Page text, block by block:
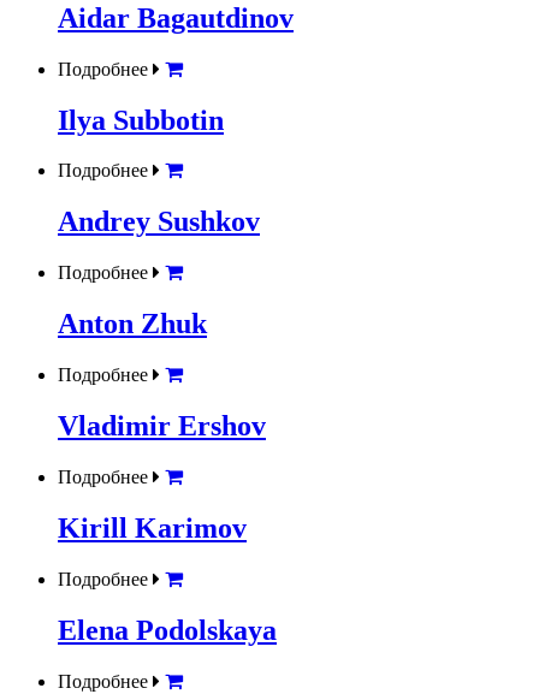
Aidar Bagautdinov
Подробнее
Ilya Subbotin
Подробнее
Andrey Sushkov
Подробнее
Anton Zhuk
Подробнее
Vladimir Ershov
Подробнее
Kirill Karimov
Подробнее
Elena Podolskaya
Подробнее